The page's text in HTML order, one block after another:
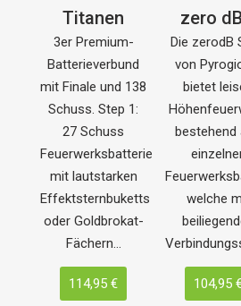
Titanen
3er Premium-
Batterieverbund
mit Finale und 138
Schuss. Step 1:
27 Schuss
Feuerwerksbatterie
mit lautstarken
Effektsternbuketts
oder Goldbrokat-
Fächern…
114,95 €
zero
Die zerodB
von
bietet
bestehend
welche
104,95